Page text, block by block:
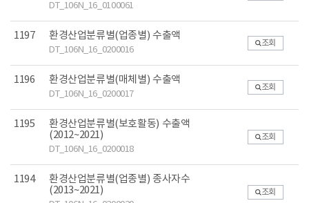
DT_106N_16_0100061
1197 환경산업분류별(업종별) 수출액
DT_106N_16_0200016
조회
1196 환경산업분류별(매체별) 수출액
DT_106N_16_0200017
조회
1195
환경산업분류별(보호활동) 수출액
(2012~2021)
DT_106N_16_0200018
조회
1194
환경산업분류별(업종별) 종사자수
(2013~2021)
조회